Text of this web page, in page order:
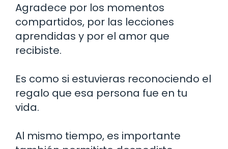
Agradece por los momentos
compartidos, por las lecciones
aprendidas y por el amor que
recibiste.
Es como si estuvieras reconociendo el
regalo que esa persona fue en tu
vida.
Al mismo tiempo, es importante